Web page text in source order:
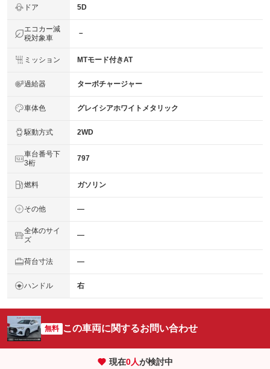
ドア 5D
エコカー減
税対象車
－
ミッション MTモード付きAT
過給器 ターボチャージャー
車体色 グレイシアホワイトメタリック
駆動方式 2WD
車台番号下
3桁
797
燃料 ガソリン
その他 ―
全体のサイ
ズ
―
荷台寸法 ―
ハンドル 右
無料 この車両に関するお問い合わせ
現在0人が検討中